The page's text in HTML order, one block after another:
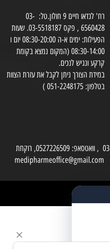
רח' לנדאו חיים 9 חולון.טל: 03-
6560428 , פקס 03-5518187. שעות
הפעילות: ימים א-ה 08:30-20:00 יום ו
08:30-14:00 (המקום נמצא בקומת
קרקע ונגיש לנכים.
במידת הצורך ניתן לקבל את עזרת הצוות
בטלפון: 051-2248175 )
לייעוץ עם רוקח נא לחייג למס' 03-6560428 , וואטסאפ: 0527226509, רוקחת